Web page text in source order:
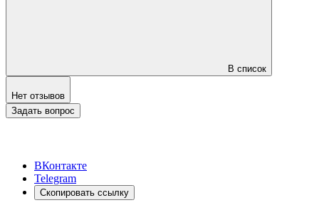
В список
Нет отзывов
Задать вопрос
ВКонтакте
Telegram
Скопировать ссылку